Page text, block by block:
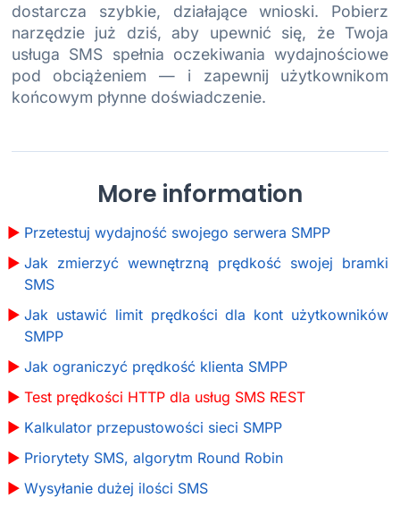
dostarcza szybkie, działające wnioski. Pobierz
narzędzie już dziś, aby upewnić się, że Twoja
usługa SMS spełnia oczekiwania wydajnościowe
pod obciążeniem — i zapewnij użytkownikom
końcowym płynne doświadczenie.
More information
Przetestuj wydajność swojego serwera SMPP
Jak zmierzyć wewnętrzną prędkość swojej bramki
SMS
Jak ustawić limit prędkości dla kont użytkowników
SMPP
Jak ograniczyć prędkość klienta SMPP
Test prędkości HTTP dla usług SMS REST
Kalkulator przepustowości sieci SMPP
Priorytety SMS, algorytm Round Robin
Wysyłanie dużej ilości SMS